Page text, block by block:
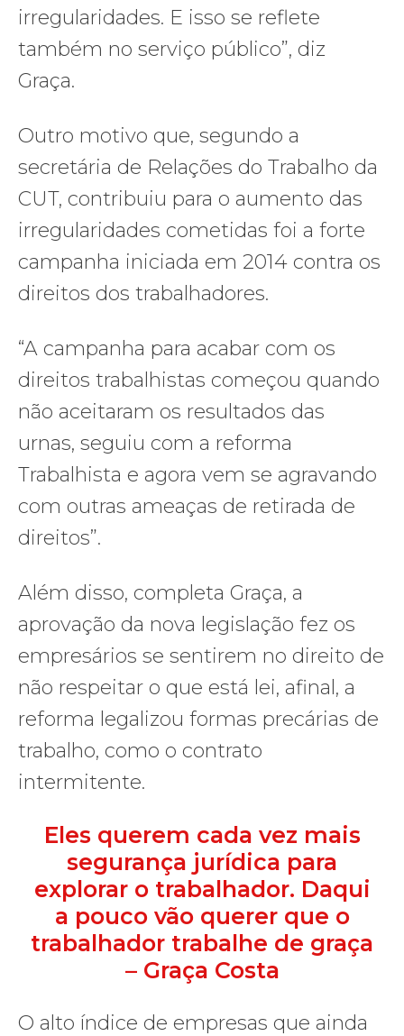
irregularidades. E isso se reflete
também no serviço público”, diz
Graça.
Outro motivo que, segundo a
secretária de Relações do Trabalho da
CUT, contribuiu para o aumento das
irregularidades cometidas foi a forte
campanha iniciada em 2014 contra os
direitos dos trabalhadores.
“A campanha para acabar com os
direitos trabalhistas começou quando
não aceitaram os resultados das
urnas, seguiu com a reforma
Trabalhista e agora vem se agravando
com outras ameaças de retirada de
direitos”.
Além disso, completa Graça, a
aprovação da nova legislação fez os
empresários se sentirem no direito de
não respeitar o que está lei, afinal, a
reforma legalizou formas precárias de
trabalho, como o contrato
intermitente.
Eles querem cada vez mais
segurança jurídica para
explorar o trabalhador. Daqui
a pouco vão querer que o
trabalhador trabalhe de graça
– Graça Costa
O alto índice de empresas que ainda